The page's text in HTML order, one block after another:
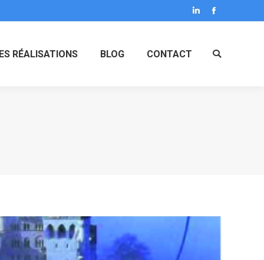
LinkedInFacebook
RÉALISATIONS BLOG CONTACT Search: